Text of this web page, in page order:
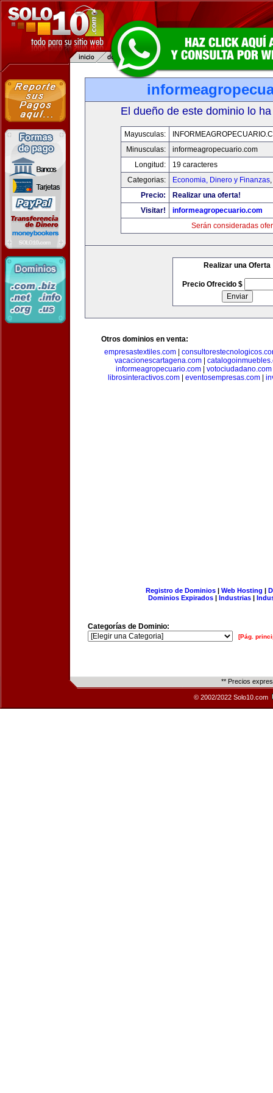
El dueño de este dominio lo
Mayusculas:
Minusculas:
informeagropecuario.com
Longitud:
19 caracteres
Categorias:
Economia, Dinero y Finanzas,
Precio:
Realizar una oferta!
Visitar!
informeagropecuario.com
Serán consideradas
Realizar una Oferta
Precio Ofrecido $
Otros dominios en venta:
empresastextiles.com|
vacacionescartagena.com
informeagropecuario.com| votociudadano.com
librosinteractivos.com| eventosempresas.com|
Registro de Dominios| Web Hosting |
Dominios Expirados | Industrias |
Categorías de Dominio:
[Pág.
** Precios
© 2002/2022 Solo10.com